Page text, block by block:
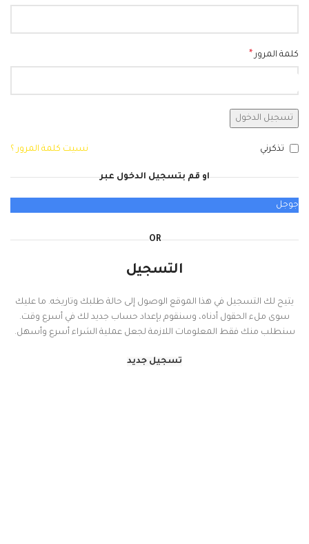
كلمة المرور *
تسجيل الدخول
نسيت كلمة المرور ؟ تذكرني
او قم بتسجيل الدخول عبر
جوجل
OR
التسجيل
يتيح لك التسجيل في هذا الموقع الوصول إلى حالة طلبك وتاريخه. ما عليك
سوى ملء الحقول أدناه، وسنقوم بإعداد حساب جديد لك في أسرع وقت.
سنطلب منك فقط المعلومات اللازمة لجعل عملية الشراء أسرع وأسهل.
تسجيل جديد